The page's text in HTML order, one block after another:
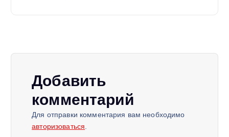
и
Добавить
комментарий
Для отправки комментария вам необходимо
авторизоваться